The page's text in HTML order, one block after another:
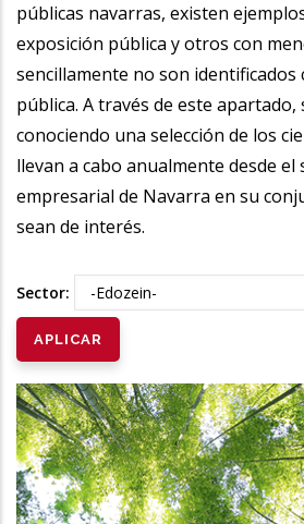
públicas navarras, existen
exposición pública y otros con
sencillamente no son identificados
pública. A través de este
conociendo una selección de los
llevan a cabo anualmente desde el
empresarial de Navarra en su
sean de interés.
Sector: